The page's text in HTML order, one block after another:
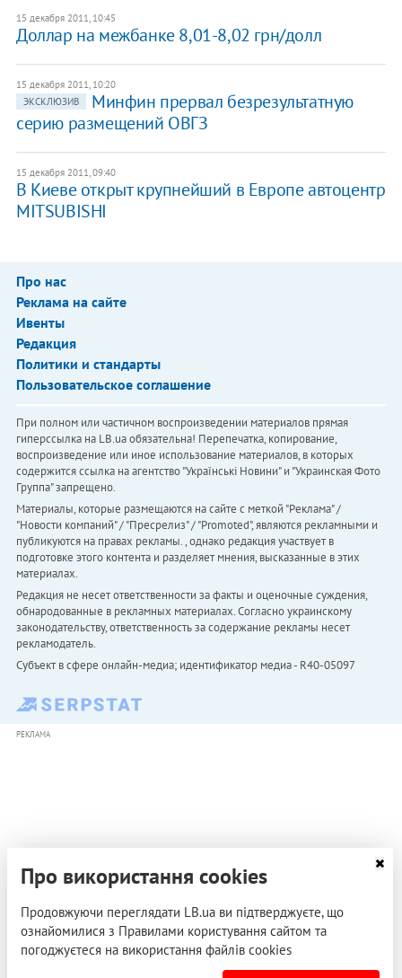
15 декабря 2011, 10:45
Доллар на межбанке 8,01-8,02 грн/долл
15 декабря 2011, 10:20
ЭКСКЛЮЗИВ
​Минфин прервал безрезультатную
серию размещений ОВГЗ
15 декабря 2011, 09:40
В Киеве открыт крупнейший в Европе автоцентр
MITSUBISHI
Про нас
Реклама на сайте
Ивенты
Редакция
Политики и стандарты
Пользовательское соглашение
При полном или частичном воспроизведении материалов прямая
гиперссылка на LB.ua обязательна! Перепечатка, копирование,
воспроизведение или иное использование материалов, в которых
содержится ссылка на агентство "Українськi Новини" и "Украинская Фото
Группа" запрещено.
Материалы, которые размещаются на сайте с меткой "Реклама" /
"Новости компаний" / "Пресрелиз" / "Promoted", являются рекламными и
публикуются на правах рекламы. , однако редакция участвует в
подготовке этого контента и разделяет мнения, высказанные в этих
материалах.
Редакция не несет ответственности за факты и оценочные суждения,
обнародованные в рекламных материалах. Согласно украинскому
законодательству, ответственность за содержание рекламы несет
рекламодатель.
Субъект в сфере онлайн-медиа; идентификатор медиа - R40-05097
РЕКЛАМА
Про використання cookies
Продовжуючи переглядати LB.ua ви підтверджуєте, що
ознайомилися з Правилами користування сайтом та
погоджуєтеся на використання файлів cookies